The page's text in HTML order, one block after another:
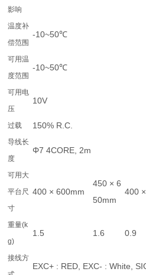
影响
温度补
偿范围
-10~50℃
可用温
度范围
-10~50℃
可用电
压
10V
过载 150% R.C.
导线长
度
Φ7 4CORE, 2m
可用大
平台尺
寸
400 × 600mm
450 × 6
50mm
400
重量(k
g)
1.5 1.6 0.9
接线方
EXC+ : RED, EXC- : White,